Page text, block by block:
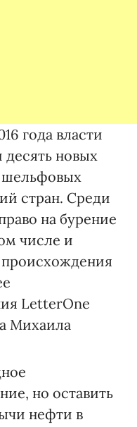
года власти
новых
шельфовых
стран. Среди
на бурение
числе и
LetterOne
Михаила
но оставить
нефти в